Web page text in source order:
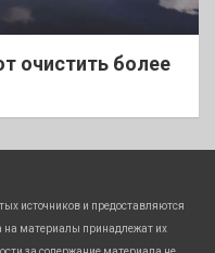
очистить более
источников и предоставляются
на материалы принадлежат их